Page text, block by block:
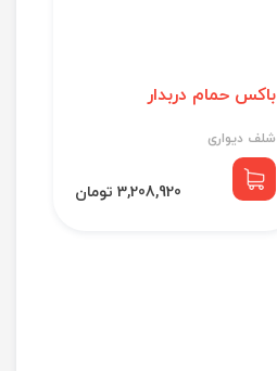
باکس حمام دربدار
شلف دیواری
3,208,920 تومان